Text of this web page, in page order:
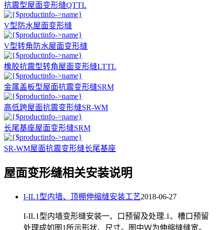
抗震型屋面变形缝QTTL
V型防水屋面变形缝
V型转角防水屋面变形缝
橡胶抗震型转角屋面变形缝LTTL
金属盖板型屋面抗震变形缝SRM
高低跨屋面抗震变形缝SR-WM
长尾基座屋面变形缝SRM
SR-WM屋面抗震变形缝长尾基座
屋面变形缝相关安装说明
I-IL1型内墙、顶棚伸缩缝安装工艺2018-06-27
I-IL1型内墙变形缝安装一、口预留及处理.1、槽口预留
处理成如图1所示形状、尺寸。图中Ｗ为伸缩缝缝宽。